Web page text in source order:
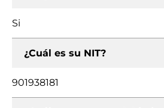
Si
¿Cuál es su NIT?
901938181